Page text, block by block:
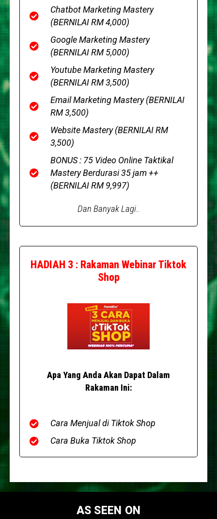
Chatbot Marketing Mastery
(BERNILAI RM 4,000)
Google Marketing Mastery
(BERNILAI RM 5,000)
Youtube Marketing Mastery
(BERNILAI RM 3,500)
Email Marketing Mastery (BERNILAI
RM 3,500)
Website Mastery (BERNILAI RM
3,500)
BONUS : 75 Video Online Taktikal
Mastery Berdurasi 35 jam ++
(BERNILAI RM 9,997)
Dan Banyak Lagi..
HADIAH 3 : Rakaman Webinar Tiktok
Shop
Apa Yang Anda Akan Dapat Dalam
Rakaman Ini:
Cara Menjual di Tiktok Shop
Cara Buka Tiktok Shop
AS SEEN ON